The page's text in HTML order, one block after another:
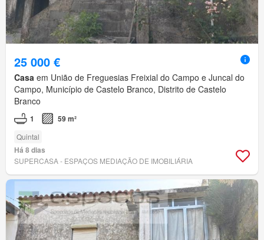
25 000 €
Casa em União de Freguesias Freixial do Campo e Juncal do
Campo, Município de Castelo Branco, Distrito de Castelo
Branco
1 59 m²
Quintal
Há 8 dias
SUPERCASA - ESPAÇOS MEDIAÇÃO DE IMOBILIÁRIA